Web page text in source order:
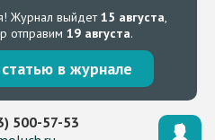
Журнал выйдет15 августа,
отправим 19 августа.
в журнале
500-57-53